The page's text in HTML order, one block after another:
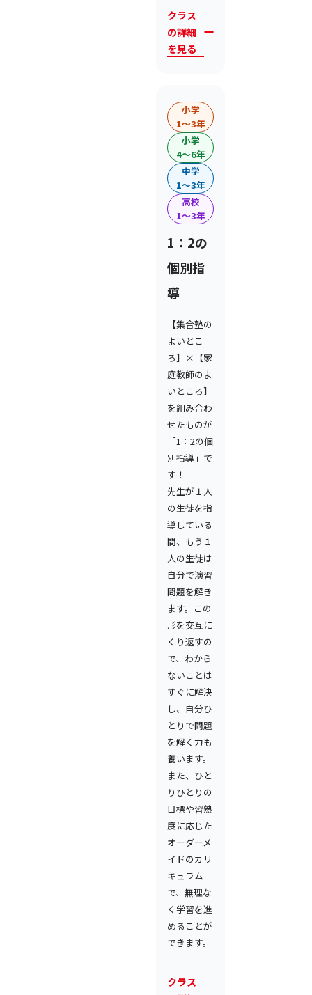
クラス
の詳細
を見る
小学
1〜3年
小学
4〜6年
中学
1〜3年
高校
1〜3年
1：2の
個別指
導
【集合塾の
よいとこ
ろ】×【家
庭教師のよ
いところ】
を組み合わ
せたものが
「1：2の個
別指導」で
す！
先生が１人
の生徒を指
導している
間、もう１
人の生徒は
自分で演習
問題を解き
ます。この
形を交互に
くり返すの
で、わから
ないことは
すぐに解決
し、自分ひ
とりで問題
を解く力も
養います。
また、ひと
りひとりの
目標や習熟
度に応じた
オーダーメ
イドのカリ
キュラム
で、無理な
く学習を進
めることが
できます。
クラス